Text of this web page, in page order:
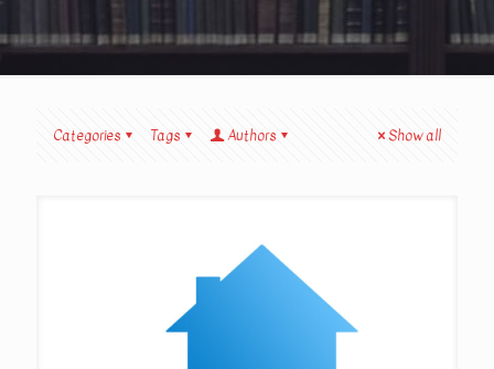
Categories Tags Authors Show all